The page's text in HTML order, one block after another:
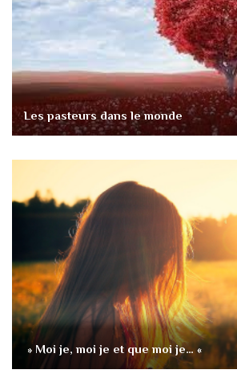
Les pasteurs dans le monde
» Moi je, moi je et que moi je… «